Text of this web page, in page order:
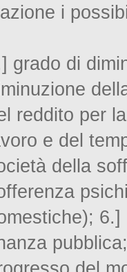
i
grado di
reddito per
e del
della